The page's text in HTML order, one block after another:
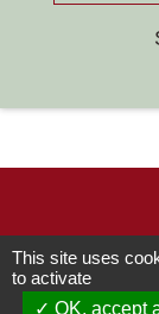
Contacts
This site uses
to activate
OK, accept